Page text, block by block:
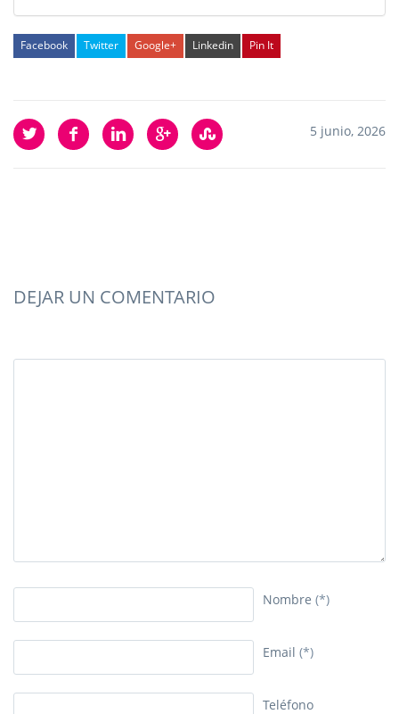
Facebook Twitter Google+ Linkedin Pin It
5 junio, 2026
DEJAR UN COMENTARIO
Nombre (*)
Email (*)
Teléfono